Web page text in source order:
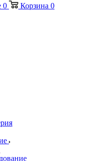
0 Корзина 0